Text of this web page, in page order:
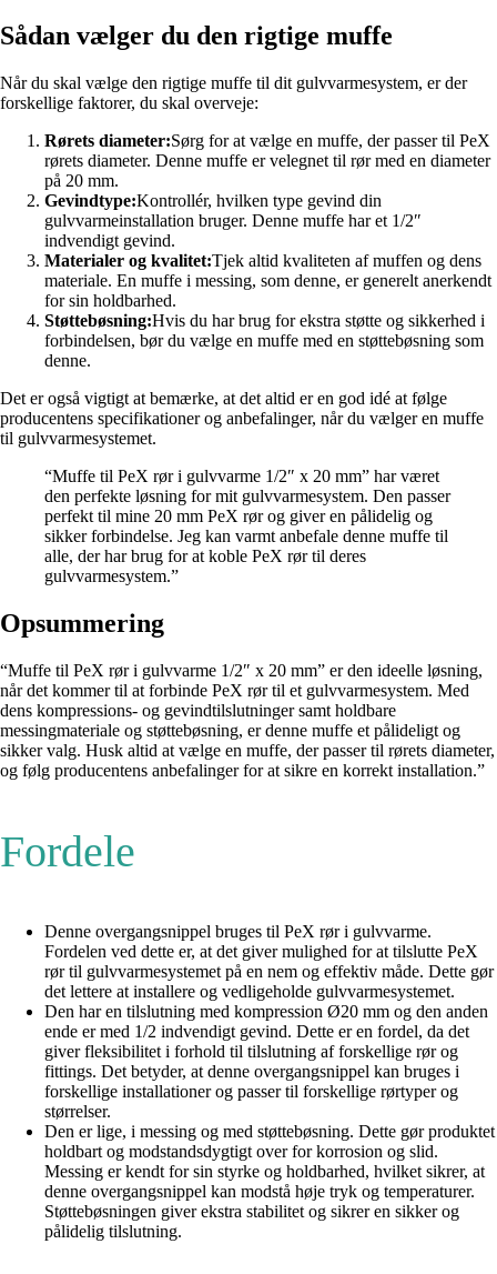
Sådan vælger du den rigtige muffe
Når du skal vælge den rigtige muffe til dit gulvvarmesystem, er der
forskellige faktorer, du skal overveje:
Rørets diameter:Sørg for at vælge en muffe, der passer til PeX
rørets diameter. Denne muffe er velegnet til rør med en diameter
på 20 mm.
Gevindtype:Kontrollér, hvilken type gevind din
gulvvarmeinstallation bruger. Denne muffe har et 1/2″
indvendigt gevind.
Materialer og kvalitet:Tjek altid kvaliteten af muffen og dens
materiale. En muffe i messing, som denne, er generelt anerkendt
for sin holdbarhed.
Støttebøsning:Hvis du har brug for ekstra støtte og sikkerhed i
forbindelsen, bør du vælge en muffe med en støttebøsning som
denne.
Det er også vigtigt at bemærke, at det altid er en god idé at følge
producentens specifikationer og anbefalinger, når du vælger en muffe
til gulvvarmesystemet.
“Muffe til PeX rør i gulvvarme 1/2″ x 20 mm” har været
den perfekte løsning for mit gulvvarmesystem. Den passer
perfekt til mine 20 mm PeX rør og giver en pålidelig og
sikker forbindelse. Jeg kan varmt anbefale denne muffe til
alle, der har brug for at koble PeX rør til deres
gulvvarmesystem.”
Opsummering
“Muffe til PeX rør i gulvvarme 1/2″ x 20 mm” er den ideelle løsning,
når det kommer til at forbinde PeX rør til et gulvvarmesystem. Med
dens kompressions- og gevindtilslutninger samt holdbare
messingmateriale og støttebøsning, er denne muffe et pålideligt og
sikker valg. Husk altid at vælge en muffe, der passer til rørets diameter,
og følg producentens anbefalinger for at sikre en korrekt installation.”
Fordele
Denne overgangsnippel bruges til PeX rør i gulvvarme.
Fordelen ved dette er, at det giver mulighed for at tilslutte PeX
rør til gulvvarmesystemet på en nem og effektiv måde. Dette gør
det lettere at installere og vedligeholde gulvvarmesystemet.
Den har en tilslutning med kompression Ø20 mm og den anden
ende er med 1/2 indvendigt gevind. Dette er en fordel, da det
giver fleksibilitet i forhold til tilslutning af forskellige rør og
fittings. Det betyder, at denne overgangsnippel kan bruges i
forskellige installationer og passer til forskellige rørtyper og
størrelser.
Den er lige, i messing og med støttebøsning. Dette gør produktet
holdbart og modstandsdygtigt over for korrosion og slid.
Messing er kendt for sin styrke og holdbarhed, hvilket sikrer, at
denne overgangsnippel kan modstå høje tryk og temperaturer.
Støttebøsningen giver ekstra stabilitet og sikrer en sikker og
pålidelig tilslutning.